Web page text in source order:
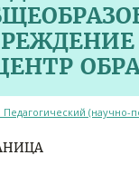
Педагогический (научно-